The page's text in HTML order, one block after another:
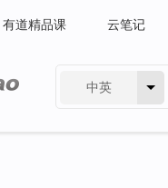
有道精品课 云笔记
中英